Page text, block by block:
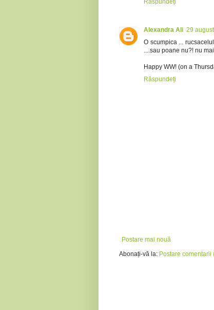
Alexandra Ali 29
O scumpica ...
....sau poane nu?! nu mai
Happy WW! (on a
Răspundeți
Postare mai nouă
Abonați-vă la: Postare comentarii